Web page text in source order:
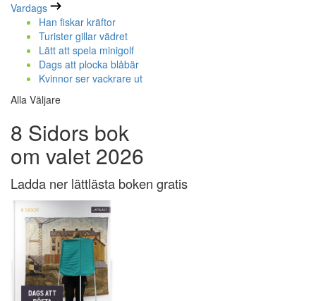
Vardags
Han fiskar kräftor
Turister gillar vädret
Lätt att spela minigolf
Dags att plocka blåbär
Kvinnor ser vackrare ut
Alla Väljare
8 Sidors bok
om valet 2026
Ladda ner lättlästa boken gratis